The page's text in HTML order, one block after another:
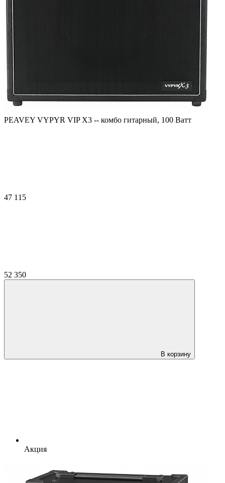
PEAVEY VYPYR VIP X3 -- комбо гитарный, 100 Ватт
47 115
52 350
В корзину
Акция